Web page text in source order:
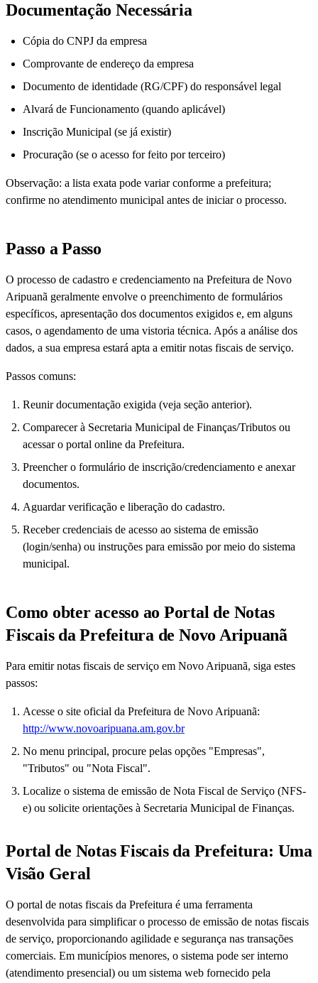
Documentação Necessária
Cópia do CNPJ da empresa
Comprovante de endereço da empresa
Documento de identidade (RG/CPF) do responsável legal
Alvará de Funcionamento (quando aplicável)
Inscrição Municipal (se já existir)
Procuração (se o acesso for feito por terceiro)
Observação: a lista exata pode variar conforme a prefeitura;
confirme no atendimento municipal antes de iniciar o processo.
Passo a Passo
O processo de cadastro e credenciamento na Prefeitura de Novo
Aripuanã geralmente envolve o preenchimento de formulários
específicos, apresentação dos documentos exigidos e, em alguns
casos, o agendamento de uma vistoria técnica. Após a análise dos
dados, a sua empresa estará apta a emitir notas fiscais de serviço.
Passos comuns:
Reunir documentação exigida (veja seção anterior).
Comparecer à Secretaria Municipal de Finanças/Tributos ou
acessar o portal online da Prefeitura.
Preencher o formulário de inscrição/credenciamento e anexar
documentos.
Aguardar verificação e liberação do cadastro.
Receber credenciais de acesso ao sistema de emissão
(login/senha) ou instruções para emissão por meio do sistema
municipal.
Como obter acesso ao Portal de Notas
Fiscais da Prefeitura de Novo Aripuanã
Para emitir notas fiscais de serviço em Novo Aripuanã, siga estes
passos:
Acesse o site oficial da Prefeitura de Novo Aripuanã:
http://www.novoaripuana.am.gov.br
No menu principal, procure pelas opções "Empresas",
"Tributos" ou "Nota Fiscal".
Localize o sistema de emissão de Nota Fiscal de Serviço (NFS-
e) ou solicite orientações à Secretaria Municipal de Finanças.
Portal de Notas Fiscais da Prefeitura: Uma
Visão Geral
O portal de notas fiscais da Prefeitura é uma ferramenta
desenvolvida para simplificar o processo de emissão de notas fiscais
de serviço, proporcionando agilidade e segurança nas transações
comerciais. Em municípios menores, o sistema pode ser interno
(atendimento presencial) ou um sistema web fornecido pela